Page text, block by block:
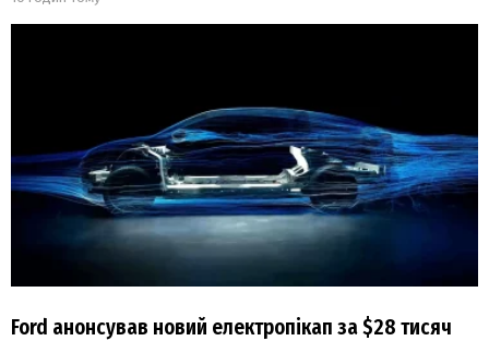
Ford анонсував новий електропікап за $28 тисяч